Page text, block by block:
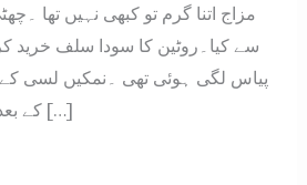
مزاج اتنا گرم تو کبھی نہیں تھا
سے کیا۔روٹین کا سودا سلف خرید
پیاس لگی ہوئی تھی ۔نمکیں لسی
کے بعد ایسا سویا کہ چار بجے […]